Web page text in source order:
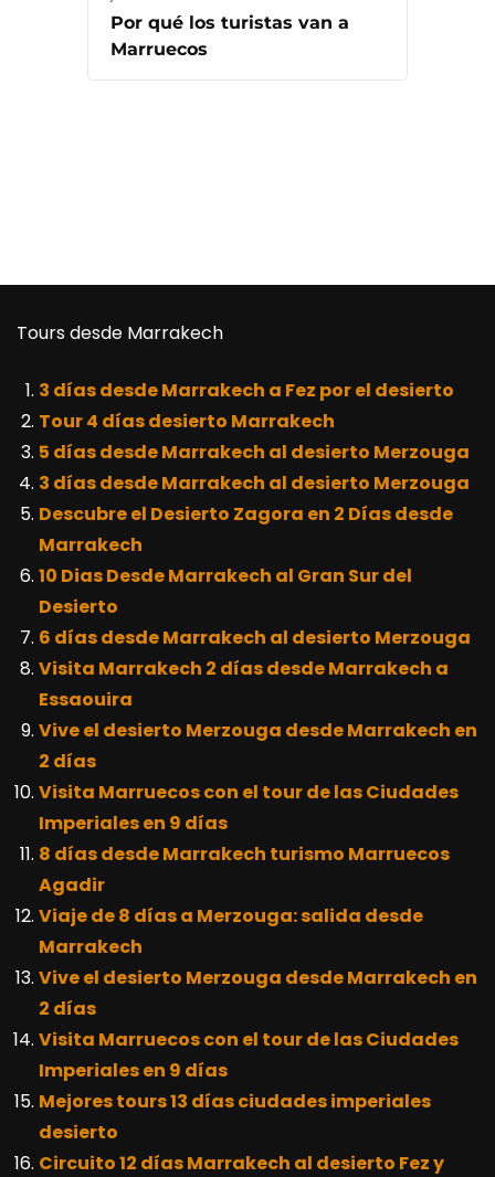
Por qué los turistas van a
Marruecos
Tours desde Marrakech
3 días desde Marrakech a Fez por el desierto
Tour 4 días desierto Marrakech
5 días desde Marrakech al desierto Merzouga
3 días desde Marrakech al desierto Merzouga
Descubre el Desierto Zagora en 2 Días desde
Marrakech
10 Dias Desde Marrakech al Gran Sur del
Desierto
6 días desde Marrakech al desierto Merzouga
Visita Marrakech 2 días desde Marrakech a
Essaouira
Vive el desierto Merzouga desde Marrakech en
2 días
Visita Marruecos con el tour de las Ciudades
Imperiales en 9 días
8 días desde Marrakech turismo Marruecos
Agadir
Viaje de 8 días a Merzouga: salida desde
Marrakech
Vive el desierto Merzouga desde Marrakech en
2 días
Visita Marruecos con el tour de las Ciudades
Imperiales en 9 días
Mejores tours 13 días ciudades imperiales
desierto
Circuito 12 días Marrakech al desierto Fez y